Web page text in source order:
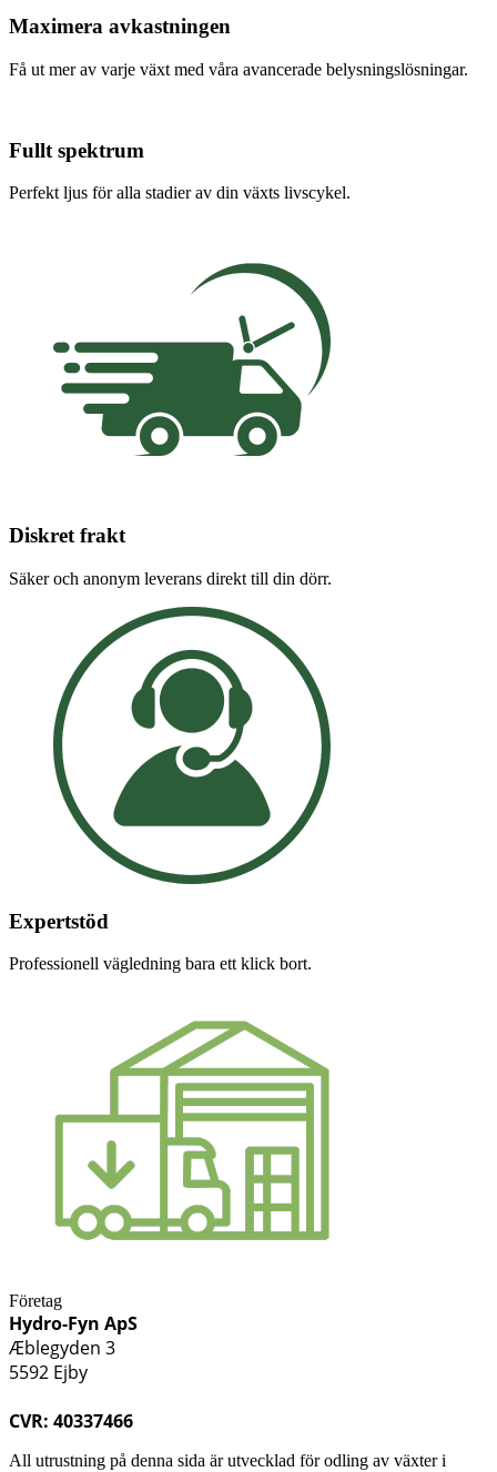
Maximera avkastningen
Få ut mer av varje växt med våra avancerade belysningslösningar.
Fullt spektrum
Perfekt ljus för alla stadier av din växts livscykel.
Diskret frakt
Säker och anonym leverans direkt till din dörr.
Expertstöd
Professionell vägledning bara ett klick bort.
Företag
Hydro-Fyn ApS
Æblegyden 3
5592 Ejby
CVR: 40337466
All utrustning på denna sida är utvecklad för odling av växter i